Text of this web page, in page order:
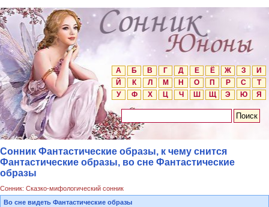
А Б В Г Д Е Ё Ж З
И
Й
К Л М Н О П Р С
Т
У
Ф Х Ц Ч Ш Щ Э Ю Я
Сонник Фантастические образы, к чему снится
Фантастические образы, во сне Фантастические
образы
Сонник: Сказко-мифологический сонник
Во сне видеть Фантастические образы